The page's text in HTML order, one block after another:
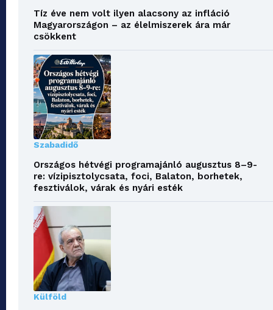
Tíz éve nem volt ilyen alacsony az infláció
Magyarországon – az élelmiszerek ára már
csökkent
Szabadidő
Országos hétvégi programajánló augusztus 8–9-
re: vízipisztolycsata, foci, Balaton, borhetek,
fesztiválok, várak és nyári esték
Külföld